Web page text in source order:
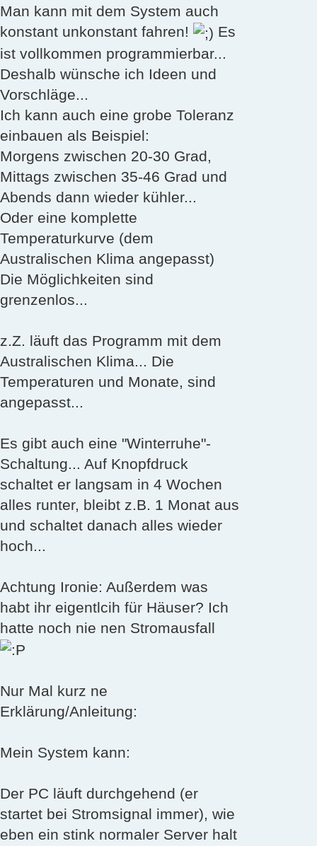
Man kann mit dem System auch
konstant unkonstant fahren!
Es
ist vollkommen programmierbar...
Deshalb wünsche ich Ideen und
Vorschläge...
Ich kann auch eine grobe Toleranz
einbauen als Beispiel:
Morgens zwischen 20-30 Grad,
Mittags zwischen 35-46 Grad und
Abends dann wieder kühler...
Oder eine komplette
Temperaturkurve (dem
Australischen Klima angepasst)
Die Möglichkeiten sind
grenzenlos...
z.Z. läuft das Programm mit dem
Australischen Klima... Die
Temperaturen und Monate, sind
angepasst...
Es gibt auch eine "Winterruhe"-
Schaltung... Auf Knopfdruck
schaltet er langsam in 4 Wochen
alles runter, bleibt z.B. 1 Monat aus
und schaltet danach alles wieder
hoch...
Achtung Ironie: Außerdem was
habt ihr eigentlcih für Häuser? Ich
hatte noch nie nen Stromausfall
Nur Mal kurz ne
Erklärung/Anleitung:
Mein System kann:
Der PC läuft durchgehend (er
startet bei Stromsignal immer), wie
eben ein stink normaler Server halt